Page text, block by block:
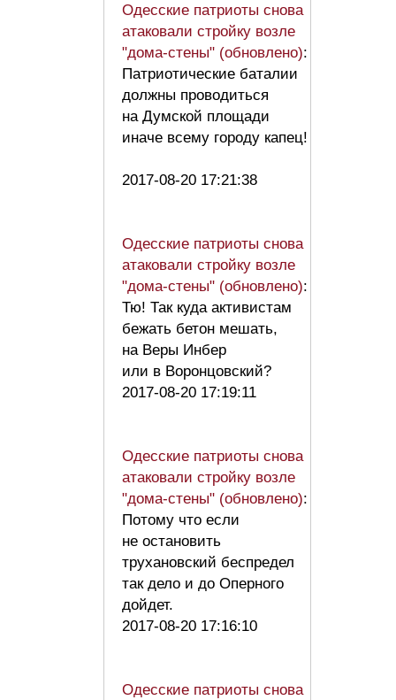
Одесские патриоты снова
атаковали стройку возле
"дома-стены" (обновлено):
Патриотические баталии
должны проводиться
на Думской площади
иначе всему городу капец!
2017-08-20 17:21:38
Одесские патриоты снова
атаковали стройку возле
"дома-стены" (обновлено):
Тю! Так куда активистам
бежать бетон мешать,
на Веры Инбер
или в Воронцовский?
2017-08-20 17:19:11
Одесские патриоты снова
атаковали стройку возле
"дома-стены" (обновлено):
Потому что если
не остановить
трухановский беспредел
так дело и до Оперного
дойдет.
2017-08-20 17:16:10
Одесские патриоты снова